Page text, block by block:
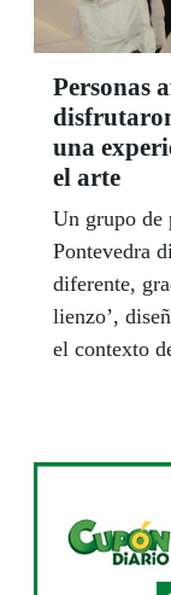
Personas
una
el arte
Un grupo de
Pontevedra
diferente,
lienzo’,
el contexto